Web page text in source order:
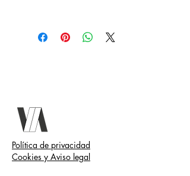
Política de privacidad
Cookies y Aviso legal